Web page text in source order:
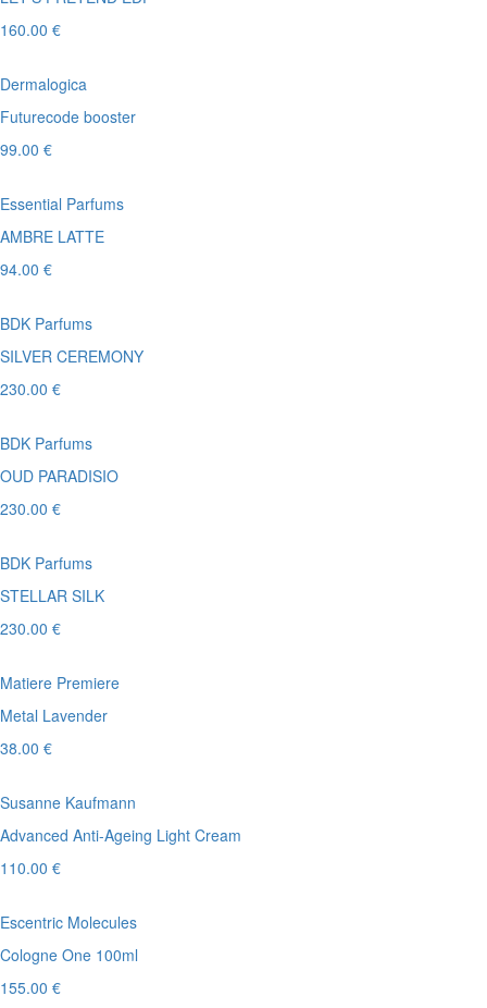
160.00 €
Dermalogica
Futurecode booster
99.00 €
Essential Parfums
AMBRE LATTE
94.00 €
BDK Parfums
SILVER CEREMONY
230.00 €
BDK Parfums
OUD PARADISIO
230.00 €
BDK Parfums
STELLAR SILK
230.00 €
Matiere Premiere
Metal Lavender
38.00 €
Susanne Kaufmann
Advanced Anti-Ageing Light Cream
110.00 €
Escentric Molecules
Cologne One 100ml
155.00 €